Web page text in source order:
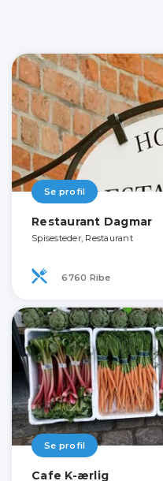
Se profil
Restaurant Dagmar
Spisesteder, Restaurant
6760 Ribe
Se profil
Cafe K-ærlig